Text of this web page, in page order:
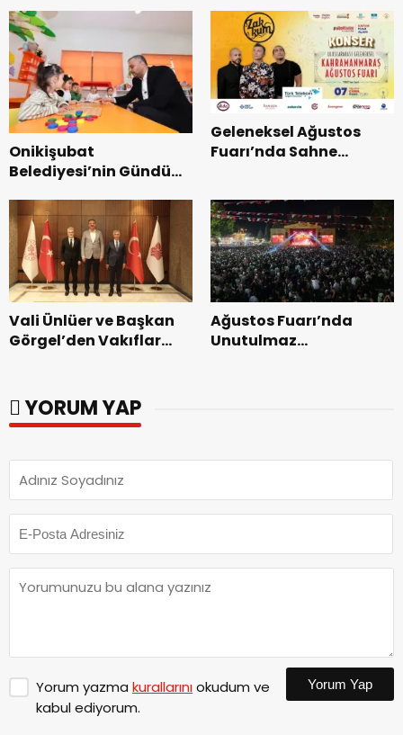
Onikişubat
Belediyesi’nin Gündüz
dönemin ön kayıtları
başladı.
Geleneksel Ağustos
Fuarı’nda Sahne
Vali Ünlüer ve Başkan
Görgel’den Vakıflar
Ağustos Fuarı’nda
Unutulmaz
YORUM YAP
Yorum yazma kurallarınıokudum ve
kabul ediyorum.
Yorum Yap